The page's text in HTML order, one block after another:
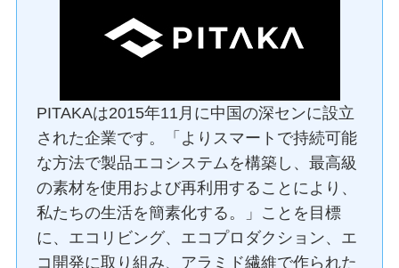
PITAKAは2015年11月に中国の深センに設立
された企業です。「よりスマートで持続可能
な方法で製品エコシステムを構築し、最高級
の素材を使用および再利用することにより、
私たちの生活を簡素化する。」ことを目標
に、エコリビング、エコプロダクション、エ
コ開発に取り組み、アラミド繊維で作られた